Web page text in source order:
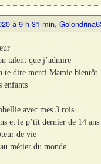
à 9 h 31 min,
talent que j’admire
te dire merci Mamie bientôt
enfants
avec mes 3 rois
et le p’tit dernier de 14
de vie
métier du monde